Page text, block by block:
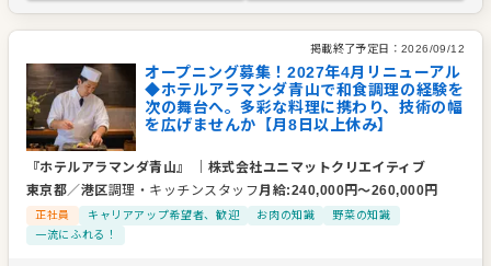
掲載終了予定日： 2026/09/12
オープニング募集！2027年4月リニューアル
◆ホテルアラマンダ青山で和食調理の経験を
次の舞台へ。多彩な料理に携わり、技術の幅
を広げませんか【月8日以上休み】
『ホテルアラマンダ青山』
株式会社ユニマットクリエイティブ
東京都／港区調理・キッチンスタッフ月給:240,000円〜260,000円
正社員 キャリアアップ希望者、歓迎 お肉の知識
野菜の知識
一流にふれる！